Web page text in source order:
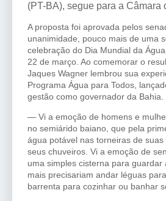
(PT-BA), segue para a Câmara
A proposta foi aprovada pelos
unanimidade, pouco mais de uma
celebração do Dia Mundial da
22 de março. Ao comemorar o
Jaques Wagner lembrou sua
Programa Água para Todos,
gestão como governador da Bahia.
— Vi a emoção de homens e
no semiárido baiano, que pela
água potável nas torneiras de suas
seus chuveiros. Vi a emoção de
uma simples cisterna para guardar
mais precisariam andar léguas
barrenta para cozinhar ou banhar